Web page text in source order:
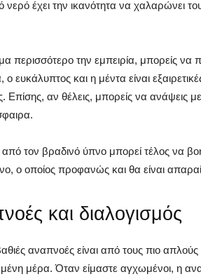
νερό έχει την ικανότητα να χαλαρώνει
περισσότερο την εμπειρία, μπορείς να
ευκάλυπτος και η μέντα είναι
Επίσης, αν θέλεις, μπορείς να ανάψεις
τον βραδινό ύπνο μπορεί τέλος να
ο οποίος προφανώς και θα είναι
και διαλογισμός
αναπνοές είναι από τους πιο
μέρα. Όταν είμαστε αγχωμένοι, η